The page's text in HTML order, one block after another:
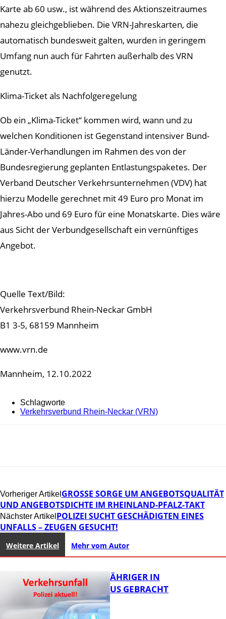
Karte ab 60 usw., ist während des Aktionszeitraumes
nahezu gleichgeblieben. Die VRN-Jahreskarten, die
automatisch bundesweit galten, wurden in geringem
Umfang nun auch für Fahrten außerhalb des VRN
genutzt.
Klima-Ticket als Nachfolgeregelung
Ob ein „Klima-Ticket“ kommen wird, wann und zu
welchen Konditionen ist Gegenstand intensiver Bund-
Länder-Verhandlungen im Rahmen des von der
Bundesregierung geplanten Entlastungspaketes. Der
Verband Deutscher Verkehrsunternehmen (VDV) hat
hierzu Modelle gerechnet mit 49 Euro pro Monat im
Jahres-Abo und 69 Euro für eine Monatskarte. Dies wäre
aus Sicht der Verbundgesellschaft ein vernünftiges
Angebot.
Quelle Text/Bild:
Verkehrsverbund Rhein-Neckar GmbH
B1 3-5, 68159 Mannheim
www.vrn.de
Mannheim, 12.10.2022
Schlagworte
Verkehrsverbund Rhein-Neckar (VRN)
Vorheriger Artikel GROSSE SORGE UM ANGEBOTSQUALITÄT U
ND ANGEBOTSDICHTE IM RHEINLAND-PFALZ-TAKT
Nächster Artikel POLIZEI SUCHT GESCHÄDIGTEN EINES
UNFALLS – ZEUGEN GESUCHT!
Weitere Artikel Mehr vom Autor
UNFALL: 58-JÄHRIGER IN
KRANKENHAUS GEBRACHT